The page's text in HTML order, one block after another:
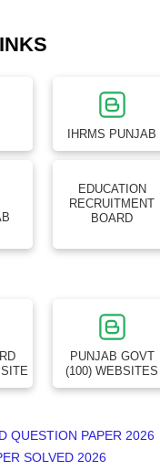
IHRMS PUNJAB
EDUCATION
RECRUITMENT
BOARD
PUNJAB GOVT
(100) WEBSITES
QUESTION PAPER 2026
SOLVED 2026